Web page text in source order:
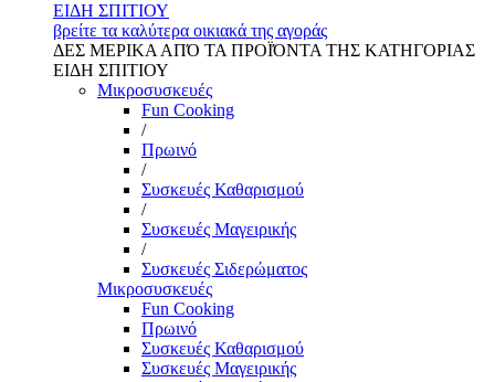
ΕΙΔΗ ΣΠΙΤΙΟΥ
βρείτε τα καλύτερα οικιακά της αγοράς
ΔΕΣ ΜΕΡΙΚΑ ΑΠΌ ΤΑ ΠΡΟΪΌΝΤΑ ΤΗΣ ΚΑΤΗΓΟΡΙΑΣ
ΕΙΔΗ ΣΠΙΤΙΟΥ
Μικροσυσκευές
Fun Cooking
/
Πρωινό
/
Συσκευές Καθαρισμού
/
Συσκευές Μαγειρικής
/
Συσκευές Σιδερώματος
Μικροσυσκευές
Fun Cooking
Πρωινό
Συσκευές Καθαρισμού
Συσκευές Μαγειρικής